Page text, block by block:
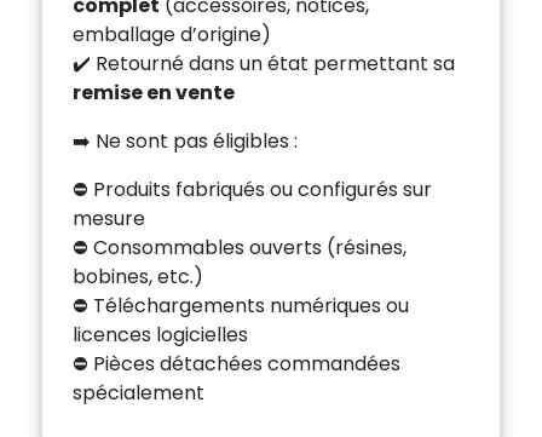
emballage d’origine)
✔️ Retourné dans un état permettant sa
remise en vente
➡️ Ne sont pas éligibles :
⛔ Produits fabriqués ou configurés sur
mesure
⛔ Consommables ouverts (résines,
bobines, etc.)
⛔ Téléchargements numériques ou
licences logicielles
⛔ Pièces détachées commandées
spécialement